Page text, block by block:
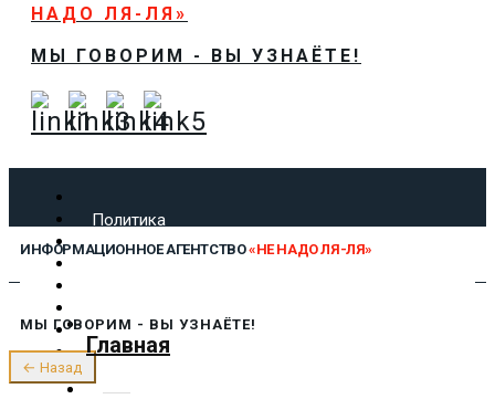
НАДО ЛЯ-ЛЯ»
МЫ ГОВОРИМ - ВЫ УЗНАЁТЕ!
Политика
Экономика
Культура
Предложить новость
ИНФОРМАЦИОННОЕ АГЕНТСТВО«НЕ НАДО ЛЯ-ЛЯ»
Главная
МЫ ГОВОРИМ - ВЫ УЗНАЁТЕ!
← Назад